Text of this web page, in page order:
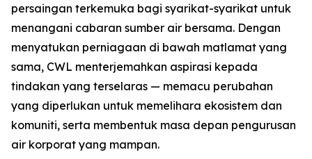
persaingan terkemuka bagi syarikat-syarikat untuk
menangani cabaran sumber air bersama. Dengan
menyatukan perniagaan di bawah matlamat yang
sama, CWL menterjemahkan aspirasi kepada
tindakan yang terselaras — memacu perubahan
yang diperlukan untuk memelihara ekosistem dan
komuniti, serta membentuk masa depan pengurusan
air korporat yang mampan.